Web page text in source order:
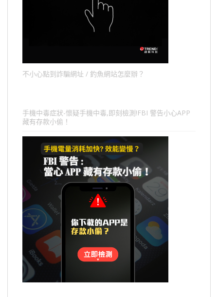
不小心點到詐騙網址 / 釣魚網站怎麼辦？
手機中毒症狀-懷疑手機中毒,即刻檢測!FBI 警告小心APP
藏有存款小偷！